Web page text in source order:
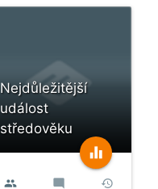
Nejdůležitější
událost
středověku
equalizer
people mode_comment history